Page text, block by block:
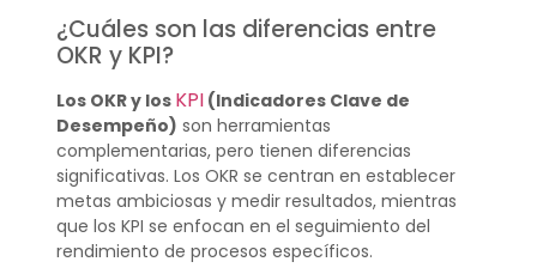
¿Cuáles son las diferencias entre
OKR y KPI?
Los OKR y los KPI(Indicadores Clave de
Desempeño) son herramientas
complementarias, pero tienen diferencias
significativas. Los OKR se centran en establecer
metas ambiciosas y medir resultados, mientras
que los KPI se enfocan en el seguimiento del
rendimiento de procesos específicos.